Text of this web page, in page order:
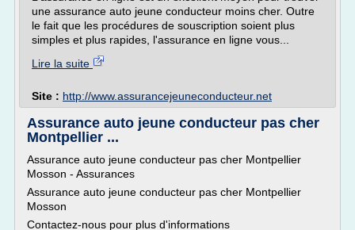
une assurance auto jeune conducteur moins cher. Outre
le fait que les procédures de souscription soient plus
simples et plus rapides, l'assurance en ligne vous...
Lire la suite
Site : http://www.assurancejeuneconducteur.net
Assurance auto jeune conducteur pas cher
Montpellier ...
Assurance auto jeune conducteur pas cher Montpellier
Mosson - Assurances
Assurance auto jeune conducteur pas cher Montpellier
Mosson
Contactez-nous pour plus d'informations